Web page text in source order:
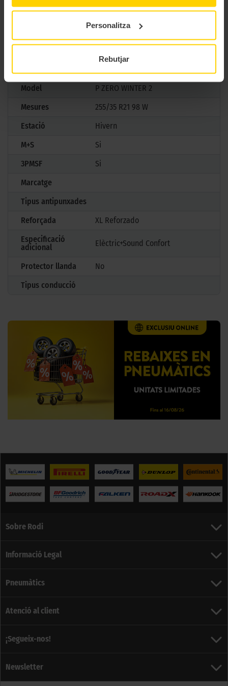
Personalitza
Rebutjar
tecnologia d’avantguarda en cada trajecte, establint un nou
CARACTERÍSTIQUES TÈCNIQUES
Model
P ZERO WINTER 2
Mesures
255/35 R21 98 W
Estació
Hivern
M+S
Si
3PMSF
Si
Marcatge
Tipus antipunxades
Reforçada
XL Reforzado
Especificació
adicional
Elèctric+Sound Confort
Protector llanda
No
Tipus conducció
Sobre Rodi
Informació Legal
Pneumàtics
Atenció al client
¡Segueix-nos!
Newsletter